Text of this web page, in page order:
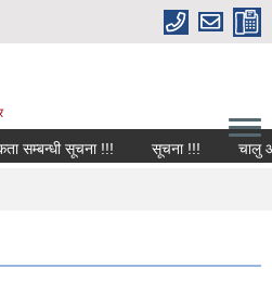
सम्बन्धी सूचना !!! सूचना !!! चालु